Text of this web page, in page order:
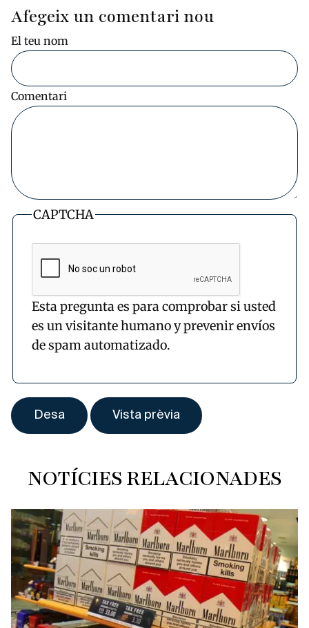
Afegeix un comentari nou
El teu nom
Comentari
CAPTCHA
Esta pregunta es para comprobar si usted
es un visitante humano y prevenir envíos
de spam automatizado.
NOTÍCIES RELACIONADES